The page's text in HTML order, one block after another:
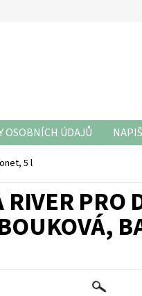
OSOBNÍCH ÚDAJŮ
5 l
PRO